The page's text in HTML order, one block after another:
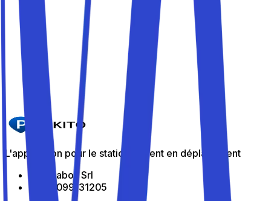
L'application pour le stationnement en déplacement
All Indabox Srl
P.I: 04099131205